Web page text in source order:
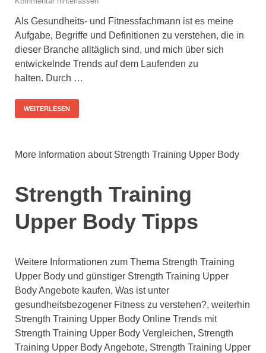
Als Gesundheits- und Fitnessfachmann ist es meine
Aufgabe, Begriffe und Definitionen zu verstehen, die in
dieser Branche alltäglich sind, und mich über sich
entwickelnde Trends auf dem Laufenden zu
halten. Durch …
WEITERLESEN
More Information about Strength Training Upper Body
Strength Training
Upper Body Tipps
Weitere Informationen zum Thema Strength Training
Upper Body und günstiger Strength Training Upper
Body Angebote kaufen, Was ist unter
gesundheitsbezogener Fitness zu verstehen?, weiterhin
Strength Training Upper Body Online Trends mit
Strength Training Upper Body Vergleichen, Strength
Training Upper Body Angebote, Strength Training Upper